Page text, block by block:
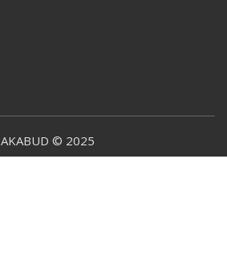
AKABUD © 2025